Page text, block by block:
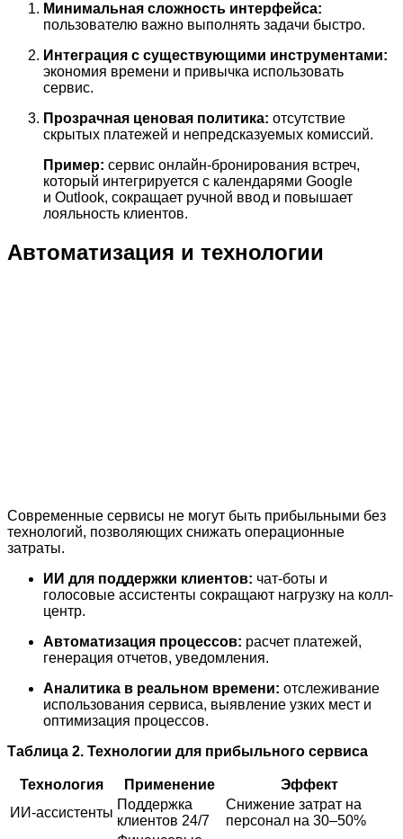
Минимальная сложность интерфейса:
пользователю важно выполнять задачи быстро.
Интеграция с существующими инструментами:
экономия времени и привычка использовать
сервис.
Прозрачная ценовая политика: отсутствие
скрытых платежей и непредсказуемых комиссий.
Пример: сервис онлайн-бронирования встреч,
который интегрируется с календарями Google
и Outlook, сокращает ручной ввод и повышает
лояльность клиентов.
Автоматизация и технологии
Современные сервисы не могут быть прибыльными без
технологий, позволяющих снижать операционные
затраты.
ИИ для поддержки клиентов: чат-боты и
голосовые ассистенты сокращают нагрузку на колл-
центр.
Автоматизация процессов: расчет платежей,
генерация отчетов, уведомления.
Аналитика в реальном времени: отслеживание
использования сервиса, выявление узких мест и
оптимизация процессов.
Таблица 2. Технологии для прибыльного сервиса
Технология Применение
Эффект
ИИ-ассистенты
Поддержка
клиентов 24/7
Снижение затрат на
персонал на 30–50%